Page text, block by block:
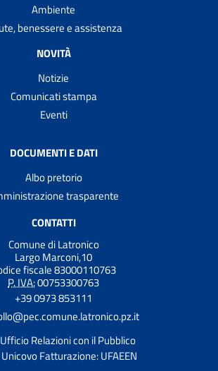
Ambiente
benessere e assistenza
NOVITÀ
Notizie
Comunicati stampa
Eventi
DOCUMENTI E DATI
Albo pretorio
trasparente
CONTATTI
Comune di Latronico
Largo Marconi,10
fiscale 83000110763
P. IVA:00753300763
+39 0973 853111
Relazioni con il Pubblico
Fatturazione: UFAEEN